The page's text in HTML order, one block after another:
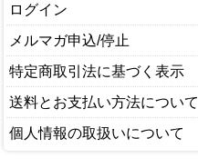
ログイン
メルマガ申込/停止
特定商取引法に基づく表示
送料とお支払い方法について
個人情報の取扱いについて